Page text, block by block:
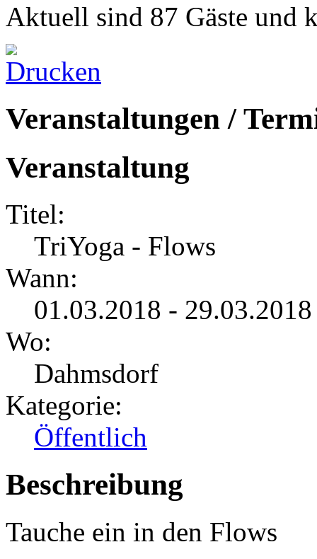
Aktuell sind 87 Gäste und
Veranstaltungen /
Veranstaltung
Titel:
TriYoga - Flows
Wann:
01.03.2018 -
Wo:
Dahmsdorf
Kategorie:
Öffentlich
Beschreibung
Tauche ein in den Flows